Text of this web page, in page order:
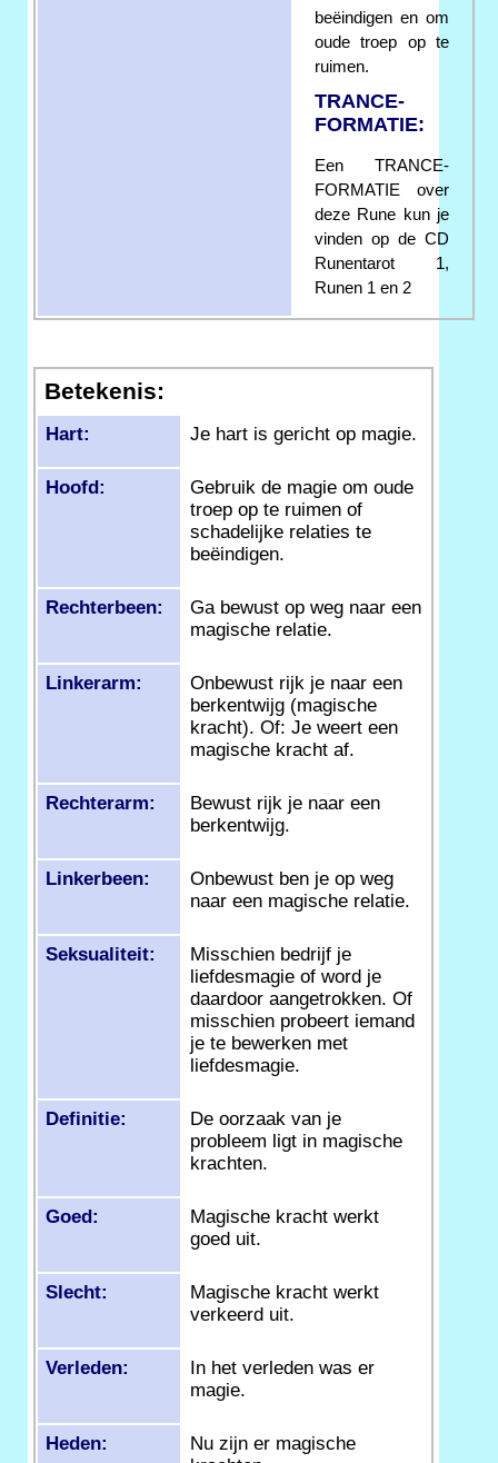
beëindigen en om
oude troep op te
ruimen.
TRANCE-
FORMATIE:
Een TRANCE-
FORMATIE over
deze Rune kun je
vinden op de CD
Runentarot 1,
Runen 1 en 2
Betekenis:
Hart: Je hart is gericht op magie.
Hoofd:
Gebruik de magie om oude
troep op te ruimen of
schadelijke relaties te
beëindigen.
Rechterbeen:
Ga bewust op weg naar een
magische relatie.
Linkerarm:
Onbewust rijk je naar een
berkentwijg (magische
kracht). Of: Je weert een
magische kracht af.
Rechterarm:
Bewust rijk je naar een
berkentwijg.
Linkerbeen:
Onbewust ben je op weg
naar een magische relatie.
Seksualiteit:
Misschien bedrijf je
liefdesmagie of word je
daardoor aangetrokken. Of
misschien probeert iemand
je te bewerken met
liefdesmagie.
Definitie:
De oorzaak van je
probleem ligt in magische
krachten.
Goed:
Magische kracht werkt
goed uit.
Slecht:
Magische kracht werkt
verkeerd uit.
Verleden:
In het verleden was er
magie.
Heden:
Nu zijn er magische